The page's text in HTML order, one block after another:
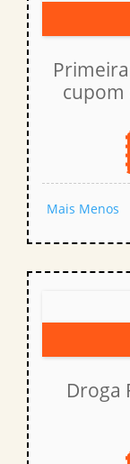
cupom
Mais Menos
Droga